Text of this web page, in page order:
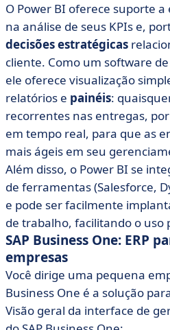
O Power BI oferece suporte
na análise de seus KPIs e,
decisões estratégicas
cliente. Como um software
ele oferece visualização
relatórios e painéis:
recorrentes nas entregas,
em tempo real, para que as
mais ágeis em seu
Além disso, o Power BI se
de ferramentas (Salesforce,
e pode ser facilmente
de trabalho, facilitando o uso
SAP Business One: ERP
empresas
Você dirige uma pequena
Business One é a solução
Visão geral da interface de